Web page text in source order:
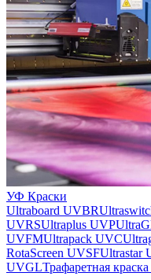
УФ Краски
Ultraboard UVBR
UVRSUltraplus UVP
UVFMUltrapack UVC
RotaScreen UVSFUltrastar
UVGLТрафаретная